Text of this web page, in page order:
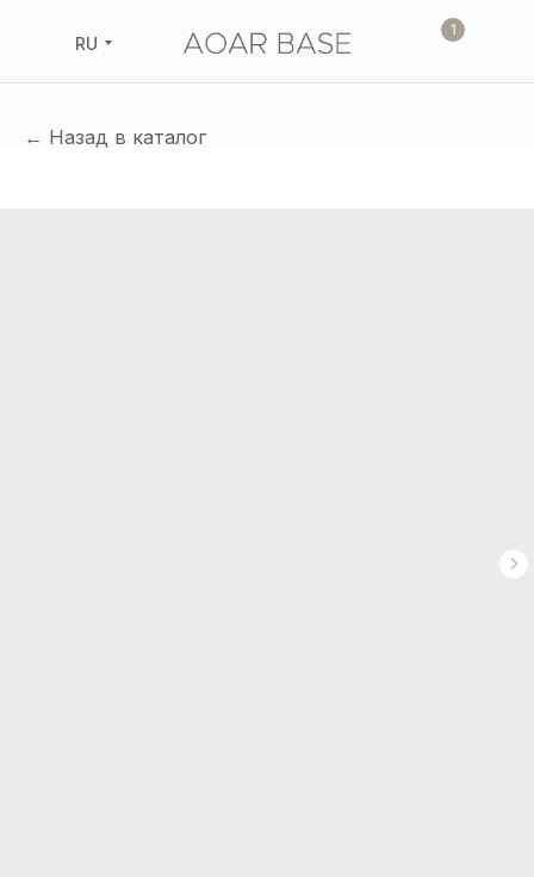
1
RU
← Назад в каталог